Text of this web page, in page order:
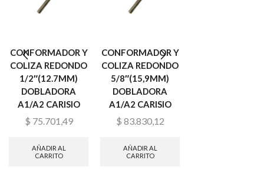
CONFORMADOR Y
COLIZA REDONDO
1/2″(12.7MM)
DOBLADORA
A1/A2 CARISIO
$ 75.701,49
AÑADIR AL
CARRITO
CONFORMADOR Y
COLIZA REDONDO
5/8″(15,9MM)
DOBLADORA
A1/A2 CARISIO
$ 83.830,12
AÑADIR AL
CARRITO